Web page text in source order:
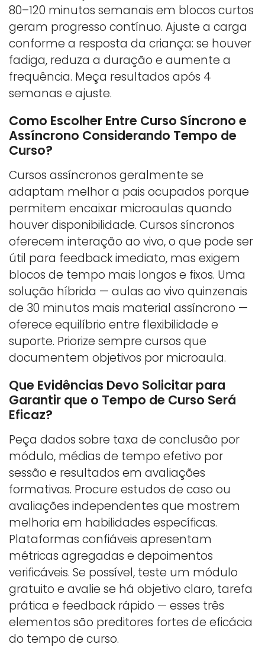
80–120 minutos semanais em blocos curtos
geram progresso contínuo. Ajuste a carga
conforme a resposta da criança: se houver
fadiga, reduza a duração e aumente a
frequência. Meça resultados após 4
semanas e ajuste.
Como Escolher Entre Curso Síncrono e
Assíncrono Considerando Tempo de
Curso?
Cursos assíncronos geralmente se
adaptam melhor a pais ocupados porque
permitem encaixar microaulas quando
houver disponibilidade. Cursos síncronos
oferecem interação ao vivo, o que pode ser
útil para feedback imediato, mas exigem
blocos de tempo mais longos e fixos. Uma
solução híbrida — aulas ao vivo quinzenais
de 30 minutos mais material assíncrono —
oferece equilíbrio entre flexibilidade e
suporte. Priorize sempre cursos que
documentem objetivos por microaula.
Que Evidências Devo Solicitar para
Garantir que o Tempo de Curso Será
Eficaz?
Peça dados sobre taxa de conclusão por
módulo, médias de tempo efetivo por
sessão e resultados em avaliações
formativas. Procure estudos de caso ou
avaliações independentes que mostrem
melhoria em habilidades específicas.
Plataformas confiáveis apresentam
métricas agregadas e depoimentos
verificáveis. Se possível, teste um módulo
gratuito e avalie se há objetivo claro, tarefa
prática e feedback rápido — esses três
elementos são preditores fortes de eficácia
do tempo de curso.